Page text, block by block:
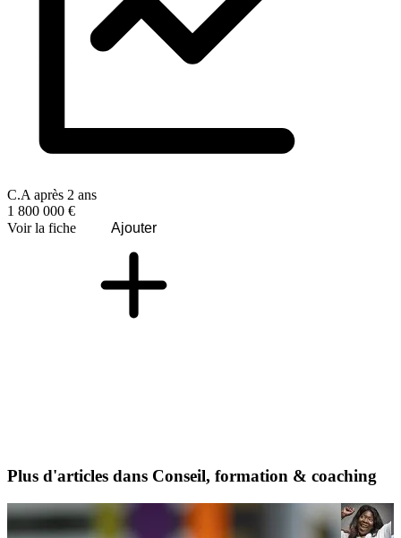
C.A après 2 ans
1 800 000 €
Voir la fiche
Ajouter
Plus d'articles dans Conseil, formation & coaching